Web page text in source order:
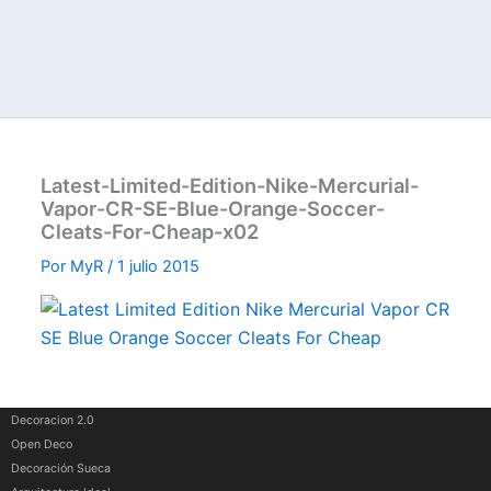
Latest-Limited-Edition-Nike-Mercurial-
Vapor-CR-SE-Blue-Orange-Soccer-
Cleats-For-Cheap-x02
Por MyR/1 julio 2015
Decoracion 2.0
Open Deco
Decoración Sueca